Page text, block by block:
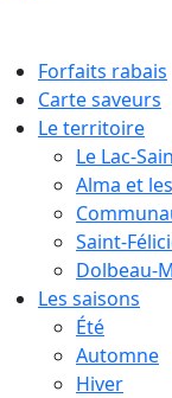
Forfaits rabais
Carte saveurs
Le territoire
Le Lac-
Alma et
Saint-
Dolbeau-
Les saisons
Été
Automne
Hiver